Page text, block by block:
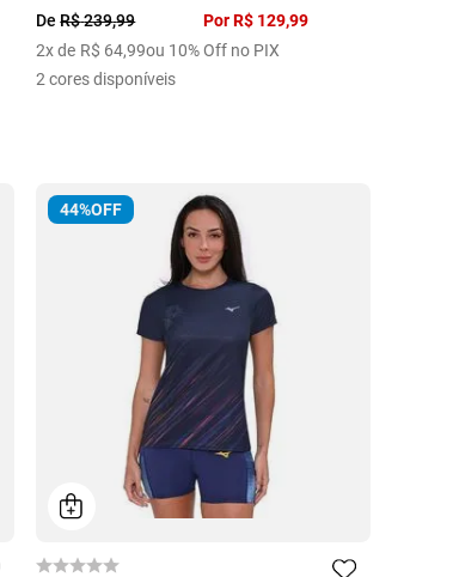
DeR$239,99 PorR$ 129,99
2x de R$ 64,99ou 10% Off no PIX
2 cores disponíveis
44%OFF